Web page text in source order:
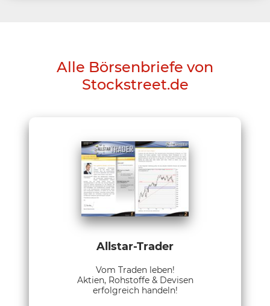
Alle Börsenbriefe von
Stockstreet.de
Allstar-Trader
Vom Traden leben!
Aktien, Rohstoffe & Devisen
erfolgreich handeln!